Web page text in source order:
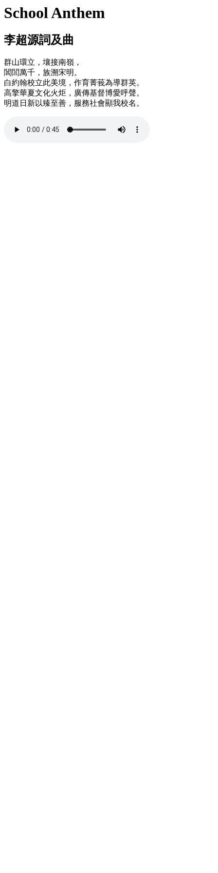
School Anthem
李超源詞及曲
群山環立，壤接南嶺，
閶閭萬千，族溯宋明。
白約翰校立此美境，作育菁莪為導群英。
高擎華夏文化火炬，廣傳基督博愛呼聲。
明道日新以臻至善，服務社會顯我校名。